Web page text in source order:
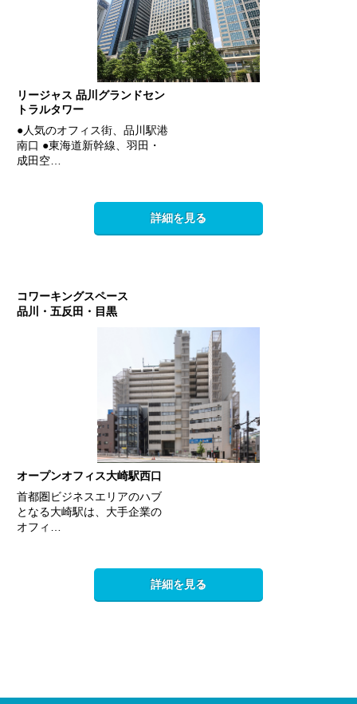
リージャス 品川グランドセン
トラルタワー
●人気のオフィス街、品川駅港
南口 ●東海道新幹線、羽田・
成田空…
詳細を見る
コワーキングスペース
品川・五反田・目黒
オープンオフィス大崎駅西口
首都圏ビジネスエリアのハブ
となる大崎駅は、大手企業の
オフィ…
詳細を見る